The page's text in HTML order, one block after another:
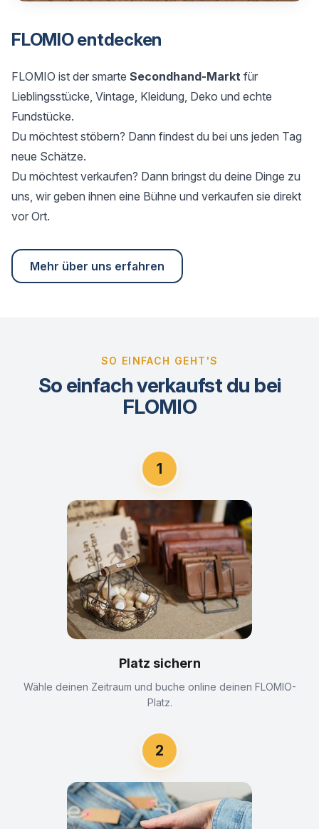
FLOMIO entdecken
FLOMIO ist der smarte Secondhand-Markt für
Lieblingsstücke, Vintage, Kleidung, Deko und echte
Fundstücke.
Du möchtest stöbern? Dann findest du bei uns jeden Tag
neue Schätze.
Du möchtest verkaufen? Dann bringst du deine Dinge zu
uns, wir geben ihnen eine Bühne und verkaufen sie direkt
vor Ort.
Mehr über uns erfahren
SO EINFACH GEHT'S
So einfach verkaufst du bei
FLOMIO
1
Platz sichern
Wähle deinen Zeitraum und buche online deinen FLOMIO-
Platz.
2